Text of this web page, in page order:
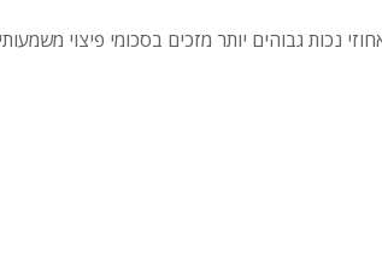
נכות גבוהים יותר מזכים בסכומי פיצוי